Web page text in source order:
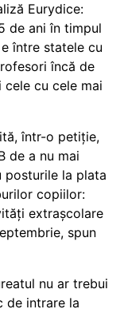
Eurydice:
de ani în timpul
între statele cu
încă de
cele cu cele mai
într-o petiție,
de a nu mai
posturile la plata
copiilor:
extrașcolare
spun
nu ar trebui
de intrare la